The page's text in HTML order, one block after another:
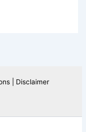
| Disclaimer